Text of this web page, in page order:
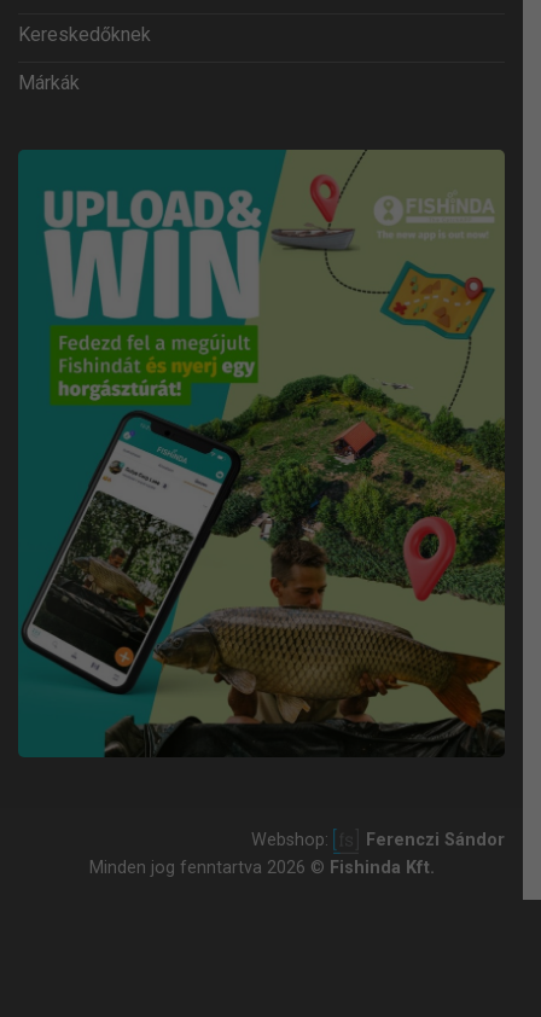
Kereskedőknek
Márkák
Webshop:
Ferenczi Sándor
Minden jog fenntartva 2026 © Fishinda Kft.